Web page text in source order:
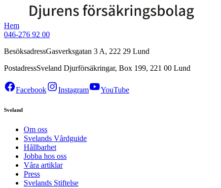
Hem
046-276 92 00
BesöksadressGasverksgatan 3 A, 222 29 Lund
PostadressSveland Djurförsäkringar, Box 199, 221 00 Lund
Facebook Instagram YouTube
Sveland
Om oss
Svelands Vårdguide
Hållbarhet
Jobba hos oss
Våra artiklar
Press
Svelands Stiftelse